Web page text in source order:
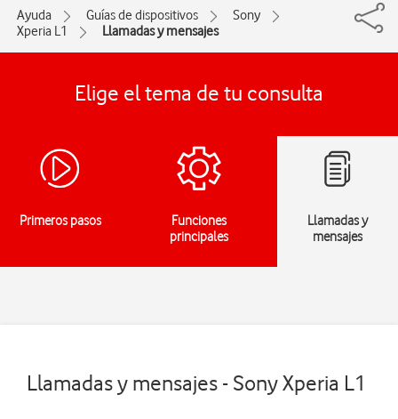
Ayuda Guías de dispositivos
Sony
Xperia L1
Llamadas y mensajes
Elige el tema de tu consulta
Primeros pasos
Funciones
principales
Llamadas y
mensajes
Llamadas y mensajes - Sony Xperia L1